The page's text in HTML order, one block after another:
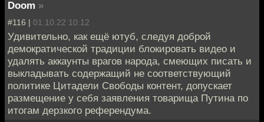
Doom »
#116 | 01.10.22 10:12
Удивительно, как ещё ютуб, следуя доброй
демократической традиции блокировать видео и
удалять аккаунты врагов народа, смеющих писать и
выкладывать содержащий не соответствующий
политике Цитадели Свободы контент, допускает
размещение у себя заявления товарища Путина по
итогам дерзкого референдума.